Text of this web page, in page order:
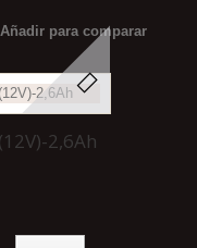
Añadir para comparar
2,6Ah